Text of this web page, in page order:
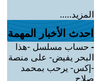
المزيد.....
احدث الأخبار المهمة
- حساب مسلسل -هذا
البحر يفيض- على منصة
-إكس- يرحب بمحمد
صلاح